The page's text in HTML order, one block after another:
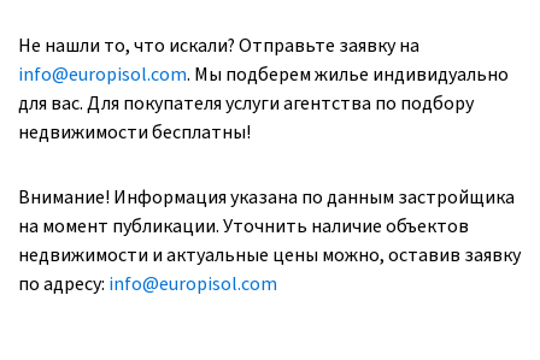
Не нашли то, что искали? Отправьте заявку на
info@europisol.com. Мы подберем жилье индивидуально
для вас. Для покупателя услуги агентства по подбору
недвижимости бесплатны!
Внимание! Информация указана по данным застройщика
на момент публикации. Уточнить наличие объектов
недвижимости и актуальные цены можно, оставив заявку
по адресу: info@europisol.com